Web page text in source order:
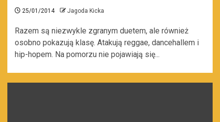
25/01/2014 Jagoda Kicka
Razem są niezwykle zgranym duetem, ale również
osobno pokazują klasę. Atakują reggae, dancehallem i
hip-hopem. Na pomorzu nie pojawiają się...